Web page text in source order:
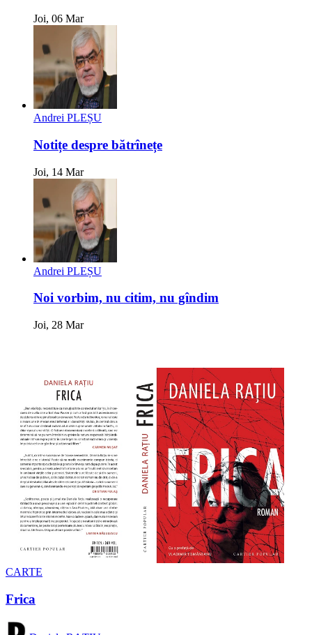
Joi, 06 Mar
Andrei PLEȘU
Notițe despre bătrînețe
Joi, 14 Mar
Andrei PLEȘU
Noi vorbim, nu citim, nu gîndim
Joi, 28 Mar
CARTE
Frica